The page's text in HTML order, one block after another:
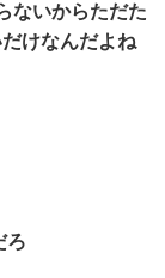
ないからただた
けなんだよね
ろ